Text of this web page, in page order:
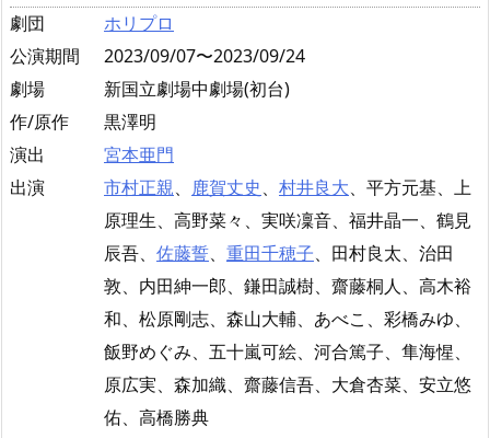
劇団
ホリプロ
公演期間
2023/09/07〜2023/09/24
劇場
新国立劇場中劇場(初台)
作/原作
黒澤明
演出
宮本亜門
出演
市村正親、 鹿賀丈史、 村井良大、平方元基、上
原理生、高野菜々、実咲凜音、福井晶一、鶴見
辰吾、 佐藤誓、 重田千穂子、田村良太、治田
敦、内田紳一郎、鎌田誠樹、齋藤桐人、高木裕
和、松原剛志、森山大輔、あべこ、彩橋みゆ、
飯野めぐみ、五十嵐可絵、河合篤子、隼海惺、
原広実、森加織、齋藤信吾、大倉杏菜、安立悠
佑、高橋勝典